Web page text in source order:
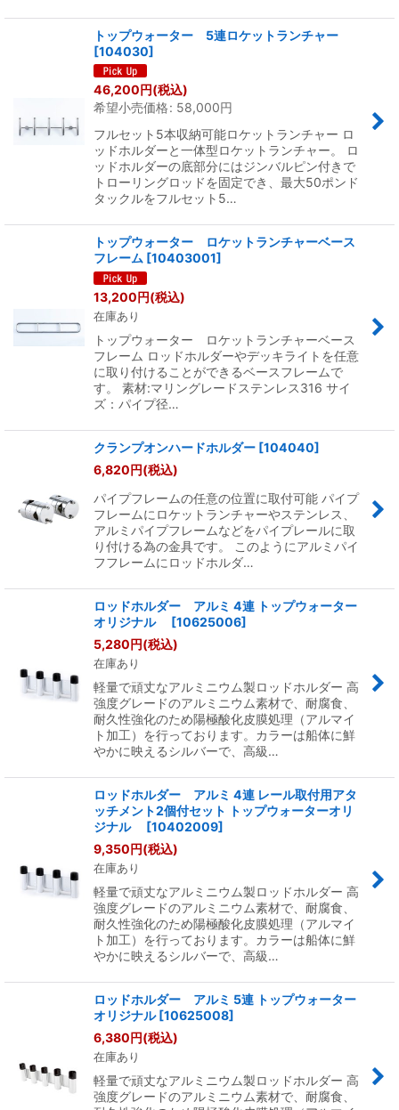
トップウォーター 5連ロケットランチャー
[104030]
46,200 円(税込)
希望小売価格: 58,000円
フルセット5本収納可能ロケットランチャー ロ
ッドホルダーと一体型ロケットランチャー。 ロ
ッドホルダーの底部分にはジンバルピン付きで
トローリングロッドを固定でき、最大50ポンド
タックルをフルセット5…
トップウォーター ロケットランチャーベース
フレーム [10403001]
13,200円(税込)
在庫あり
トップウォーター ロケットランチャーベース
フレーム ロッドホルダーやデッキライトを任意
に取り付けることができるベースフレームで
す。 素材:マリングレードステンレス316 サイ
ズ：パイプ径…
クランプオンハードホルダー [104040]
6,820円(税込)
パイプフレームの任意の位置に取付可能 パイプ
フレームにロケットランチャーやステンレス、
アルミパイプフレームなどをパイプレールに取
り付ける為の金具です。 このようにアルミパイ
フフレームにロッドホルダ…
ロッドホルダー アルミ 4連 トップウォーター
オリジナル
[10625006]
5,280円(税込)
在庫あり
軽量で頑丈なアルミニウム製ロッドホルダー 高
強度グレードのアルミニウム素材で、耐腐食、
耐久性強化のため陽極酸化皮膜処理（アルマイ
ト加工）を行っております。カラーは船体に鮮
やかに映えるシルバーで、高級…
ロッドホルダー アルミ 4連 レール取付用アタ
ッチメント2個付セット トップウォーターオリ
ジナル
[10402009]
9,350円(税込)
在庫あり
軽量で頑丈なアルミニウム製ロッドホルダー 高
強度グレードのアルミニウム素材で、耐腐食、
耐久性強化のため陽極酸化皮膜処理（アルマイ
ト加工）を行っております。カラーは船体に鮮
やかに映えるシルバーで、高級…
ロッドホルダー アルミ 5連 トップウォーター
オリジナル [10625008]
6,380円(税込)
在庫あり
軽量で頑丈なアルミニウム製ロッドホルダー 高
強度グレードのアルミニウム素材で、耐腐食、